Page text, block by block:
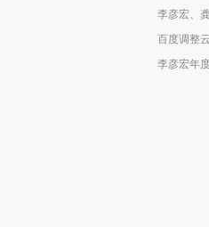
李彦宏、
百度调整
李彦宏年